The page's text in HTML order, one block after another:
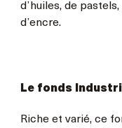
d’huiles, de
d’encre.
Le fonds
Riche et varié, ce